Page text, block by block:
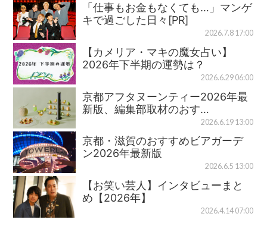
「仕事もお金もなくても…」マンゲ
キで過ごした日々[PR]
2026.7.8 17:00
【カメリア・マキの魔女占い】
2026年下半期の運勢は？
2026.6.29 06:00
京都アフタヌーンティー2026年最
新版、編集部取材のおす…
2026.6.19 13:00
京都・滋賀のおすすめビアガーデ
ン2026年最新版
2026.6.5 13:00
【お笑い芸人】インタビューまと
め【2026年】
2026.4.14 07:00